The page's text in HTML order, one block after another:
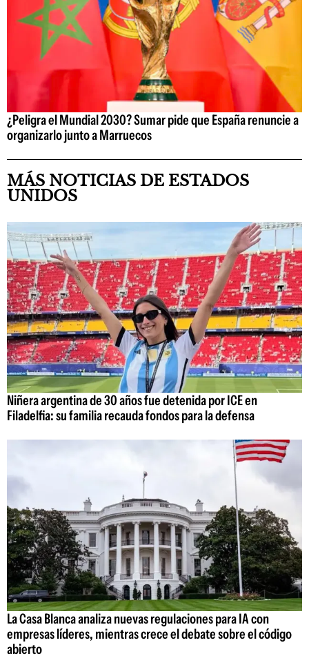
¿Peligra el Mundial 2030? Sumar pide que España renuncie a
organizarlo junto a Marruecos
MÁS NOTICIAS DE ESTADOS
UNIDOS
Niñera argentina de 30 años fue detenida por ICE en
Filadelfia: su familia recauda fondos para la defensa
La Casa Blanca analiza nuevas regulaciones para IA con
empresas líderes, mientras crece el debate sobre el código
abierto